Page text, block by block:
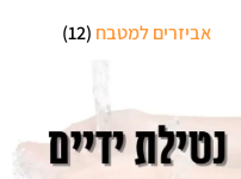
אביזרים למטבח (12)